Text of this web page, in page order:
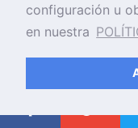
configuración u
en nuestra